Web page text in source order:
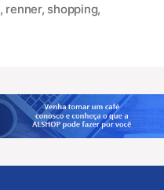
, renner, shopping,